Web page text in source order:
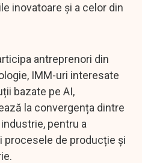
inovatoare și a celor din
antreprenori din
IMM-uri interesate
bazate pe AI,
la convergența dintre
pentru a
de producție și